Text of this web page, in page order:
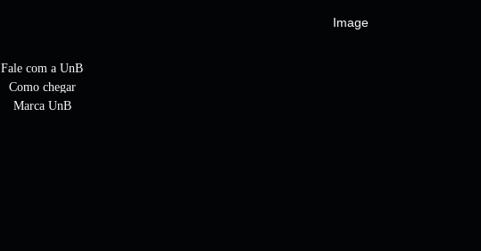
Fale com a UnB
Como chegar
Marca UnB